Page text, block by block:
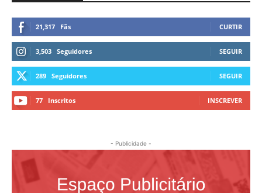
21,317 Fãs CURTIR
3,503 Seguidores SEGUIR
289 Seguidores SEGUIR
77 Inscritos INSCREVER
- Publicidade -